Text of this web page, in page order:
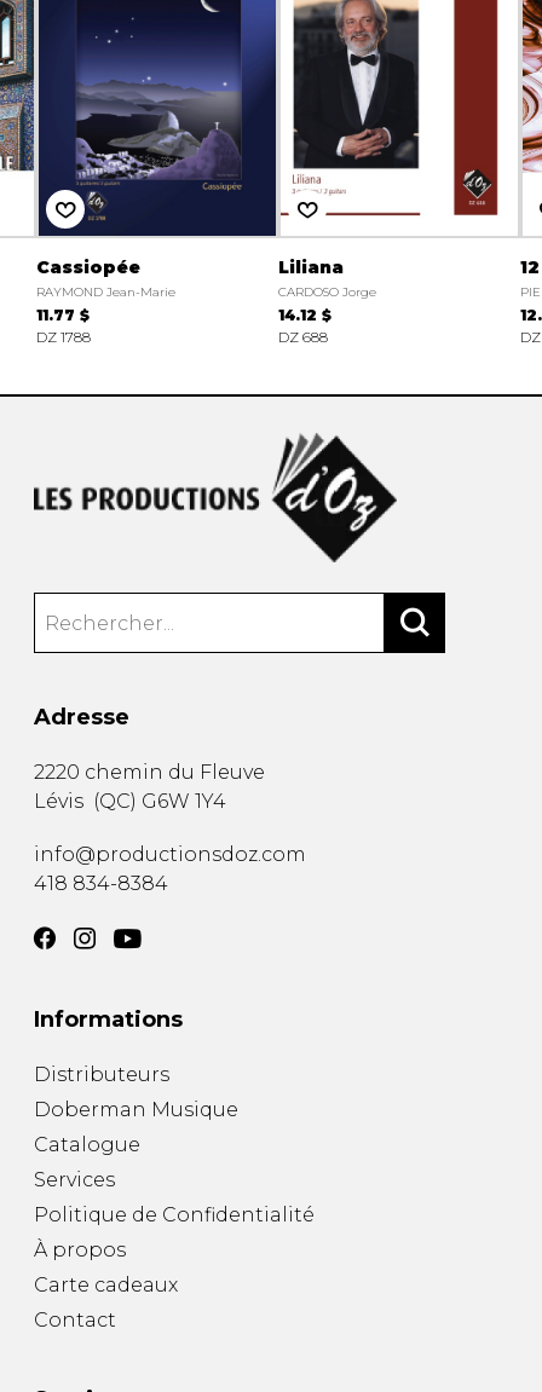
Cassiopée
RAYMOND Jean-Marie
11.77 $
DZ 1788
Liliana
CARDOSO Jorge
14.12 $
DZ 688
Adresse
2220 chemin du Fleuve
Lévis (QC) G6W 1Y4
info@productionsdoz.com
418 834-8384
Informations
Distributeurs
Doberman Musique
Catalogue
Services
Politique de Confidentialité
À propos
Carte cadeaux
Contact